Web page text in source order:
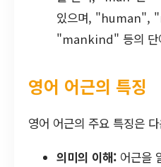
있으며, "human",
"mankind" 등의 단
영어 어근의 특징
영어 어근의 주요 특징은
의미의 이해: 어근을